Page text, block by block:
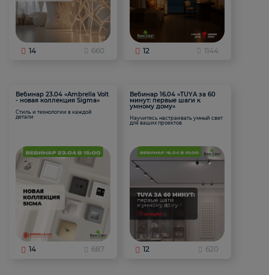
14 660 12 1144
Вебинар 23.04 «Ambrella Volt
- новая коллекция Sigma»
Стиль и технологии в каждой
детали
14 687
Вебинар 16.04 «TUYA за 60
минут: первые шаги к
умному дому»
Научитесь настраивать умный свет
для ваших проектов
12 620